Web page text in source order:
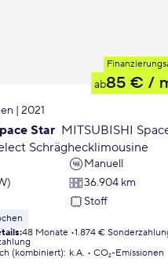
ab85 € /
| 2021
Star MITSUBISHI
Schräghecklimousine
Manuell
36.904 km
Stoff
:48 Monate 1.874 €
(kombiniert): k.A.
CO₂-Emissionen